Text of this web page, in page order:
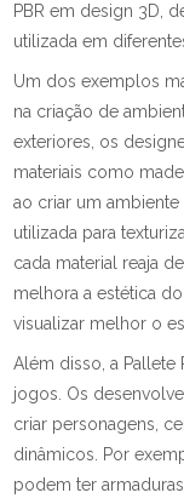
PBR em design 3D,
utilizada em
Um dos exemplos
na criação de
exteriores, os
materiais como
ao criar um ambiente
utilizada para
cada material reaja
melhora a estética
visualizar melhor o
Além disso, a Pallete
jogos. Os
criar personagens,
dinâmicos. Por
podem ter